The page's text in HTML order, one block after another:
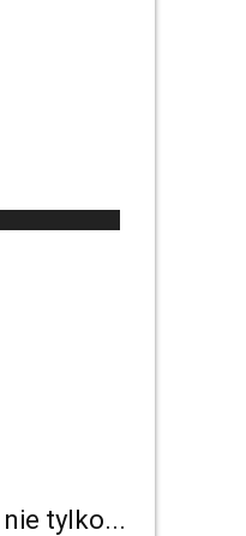
tylko...